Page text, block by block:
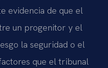
evidencia de que el
un progenitor y el
la seguridad o el
que el tribunal